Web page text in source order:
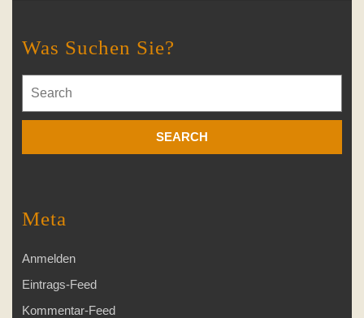
Was Suchen Sie?
for:
Meta
Anmelden
Eintrags-Feed
Kommentar-Feed